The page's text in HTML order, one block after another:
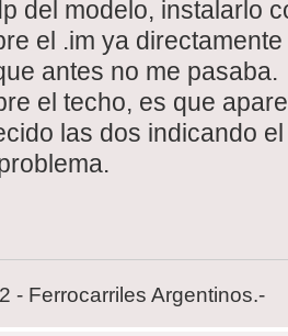
del modelo, instalarlo
el .im ya
antes no me pasaba.
el techo, es que
las dos indicando
- Ferrocarriles Argentinos.-